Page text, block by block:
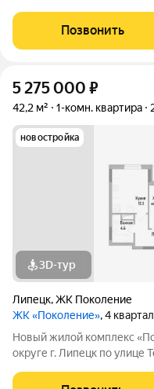
квартиры, семейные
Позвонить
5 275 000 ₽
42,2 м² 1-комн. квартира
новостройка
3D-тур
Липецк,ЖК Поколение
ЖК «Поколение», 4
Новый жилой комплекс
округе г. Липецк по улице